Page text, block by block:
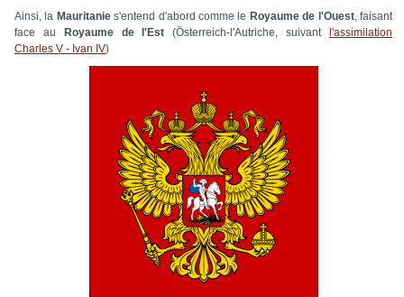
Ainsi, la Mauritanies'entend d'abord comme le Royaume de l'Ouest, faisant
face au
Royaume de l'Est (Österreich-l'Autriche, suivant
l'assimilation
Charles V - Ivan IV)